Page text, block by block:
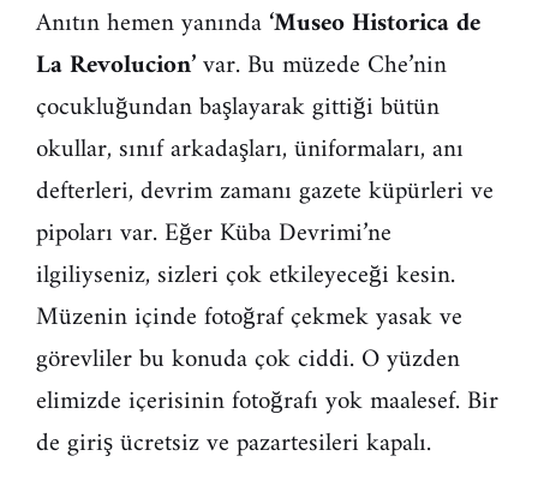
Anıtın hemen yanında‘Museo Historica de
La Revolucion’var. Bu müzede Che’nin
çocukluğundan başlayarak gittiği bütün
okullar, sınıf arkadaşları, üniformaları, anı
defterleri, devrim zamanı gazete küpürleri ve
pipoları var. Eğer Küba Devrimi’ne
ilgiliyseniz, sizleri çok etkileyeceği kesin.
Müzenin içinde fotoğraf çekmek yasak ve
görevliler bu konuda çok ciddi. O yüzden
elimizde içerisinin fotoğrafı yok maalesef. Bir
de giriş ücretsiz ve pazartesileri kapalı.